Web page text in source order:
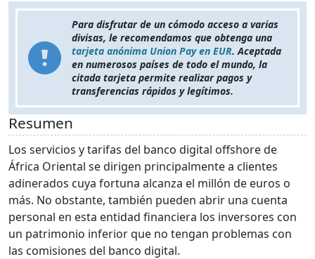
Para disfrutar de un cómodo acceso a varias
divisas, le recomendamos que obtenga una
tarjeta anónima Union Pay en EUR. Aceptada
en numerosos países de todo el mundo, la
citada tarjeta permite realizar pagos y
transferencias rápidos y legítimos.
Resumen
Los servicios y tarifas del banco digital offshore de
África Oriental se dirigen principalmente a clientes
adinerados cuya fortuna alcanza el millón de euros o
más. No obstante, también pueden abrir una cuenta
personal en esta entidad financiera los inversores con
un patrimonio inferior que no tengan problemas con
las comisiones del banco digital.